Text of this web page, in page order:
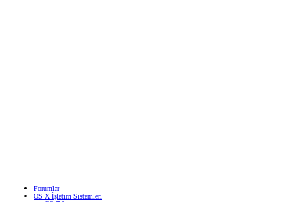
Forumlar
OS X İşletim Sistemleri